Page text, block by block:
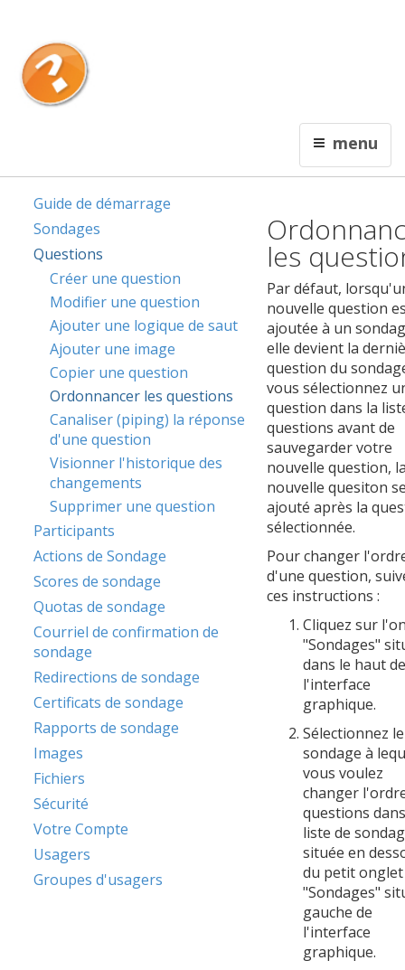
menu
Guide de démarrage
Sondages
Questions
Créer une question
Modifier une question
Ajouter une logique de saut
Ajouter une image
Copier une question
Ordonnancer les questions
Canaliser (piping) la réponse
d'une question
Visionner l'historique des
changements
Supprimer une question
Participants
Actions de Sondage
Scores de sondage
Quotas de sondage
Courriel de confirmation de
sondage
Redirections de sondage
Certificats de sondage
Rapports de sondage
Images
Fichiers
Sécurité
Votre Compte
Usagers
Groupes d'usagers
les
Par défaut,
nouvelle question
ajoutée à un
elle devient la
question du
vous sélectionnez
question dans la
questions avant de
sauvegarder votre
nouvelle question,
nouvelle quesiton
ajouté après la
sélectionnée.
Pour changer
d'une question,
ces instructions :
Cliquez sur
"Sondages"
dans le haut de
l'interface
graphique.
Sélectionnez le
sondage à
vous voulez
changer
questions
liste de
située en
du petit onglet
"Sondages"
gauche de
l'interface
graphique.